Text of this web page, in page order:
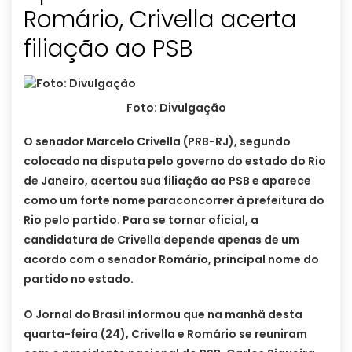
Romário, Crivella acerta
filiação ao PSB
Foto: Divulgação
O senador Marcelo Crivella (PRB-RJ), segundo
colocado na disputa pelo governo do estado do Rio
de Janeiro, acertou sua filiação ao PSB e aparece
como um forte nome paraconcorrer à prefeitura do
Rio pelo partido. Para se tornar oficial, a
candidatura de Crivella depende apenas de um
acordo com o senador Romário, principal nome do
partido no estado.
O Jornal do Brasil informou que na manhã desta
quarta-feira (24), Crivella e Romário se reuniram